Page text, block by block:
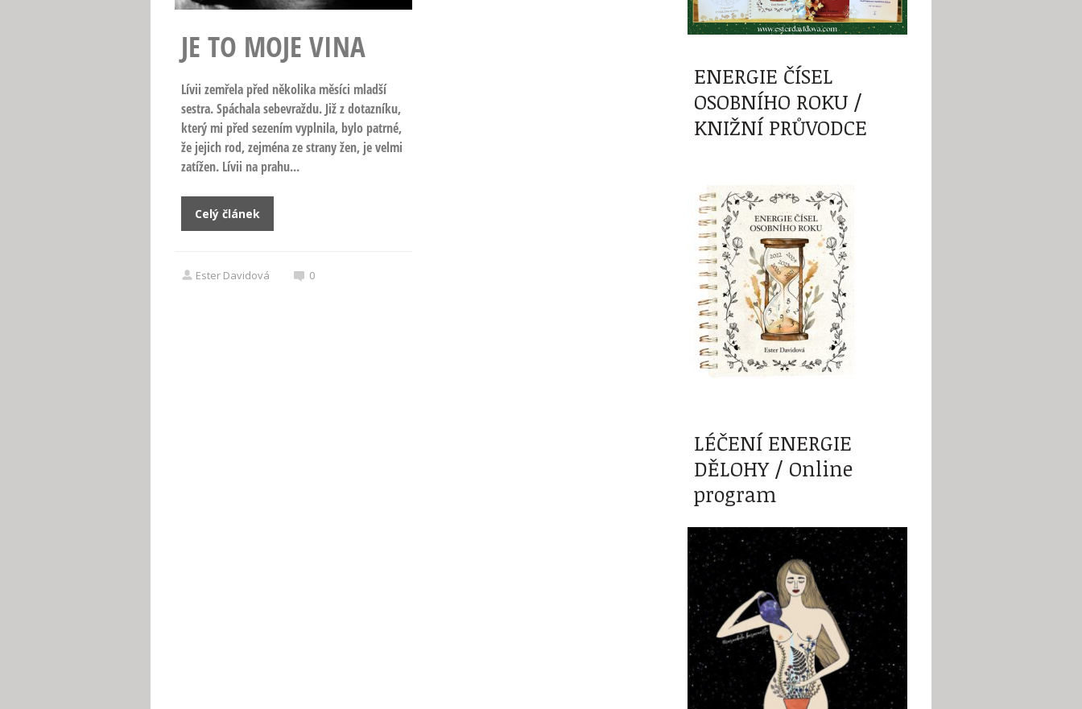
JE TO MOJE VINA
Lívii zemřela před několika měsíci mladší
sestra. Spáchala sebevraždu. Již z dotazníku,
který mi před sezením vyplnila, bylo patrné,
že jejich rod, zejména ze strany žen, je velmi
zatížen. Lívii na prahu...
Celý článek
Ester Davidová 0
ENERGIE ČÍSEL
OSOBNÍHO ROKU /
KNIŽNÍ PRŮVODCE
LÉČENÍ ENERGIE
DĚLOHY / Online
program